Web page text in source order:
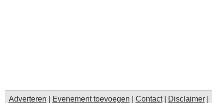
Adverteren Evenement toevoegen Contact| Disclaimer|